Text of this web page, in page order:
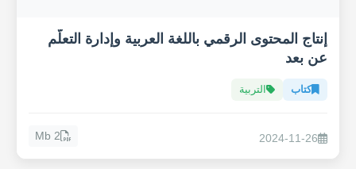
إنتاج المحتوى الرقمي باللغة العربية وإدارة التعلّم
عن بعد
كتاب التربية
2024-11-26
2 Mb